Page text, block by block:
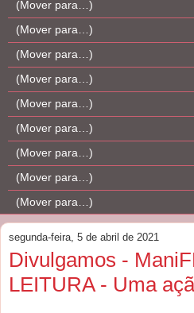
segunda-feira, 5 de abril de 2021
Divulgamos -
LEITURA - Uma